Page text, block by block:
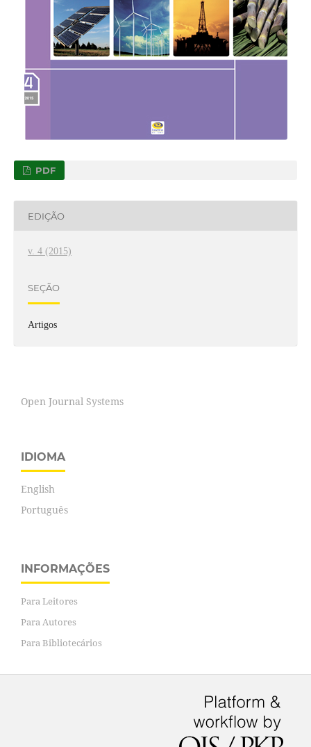
PDF
EDIÇÃO
v. 4 (2015)
SEÇÃO
Artigos
Open Journal Systems
IDIOMA
English
Português
INFORMAÇÕES
Para Leitores
Para Autores
Para Bibliotecários